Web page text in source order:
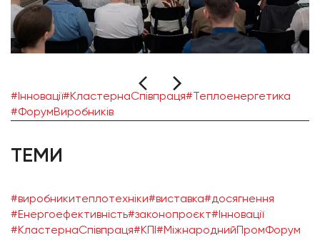
#Інновації#КластернаСпівпраця#Теплоенергетика
#ФорумВиробників
ТЕМИ
#виробникитеплотехніки#виставка#досягнення
#Енергоефективність#законопроєкт#Інновації
#КластернаСпівпраця#КПІ #МіжнароднийПромФорум